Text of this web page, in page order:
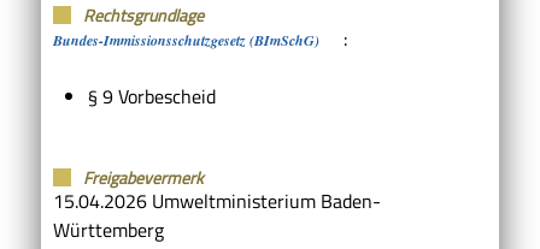
Rechtsgrundlage
Bundes-Immissionsschutzgesetz (BImSchG)
:
§ 9 Vorbescheid
Freigabevermerk
15.04.2026 Umweltministerium Baden-
Württemberg